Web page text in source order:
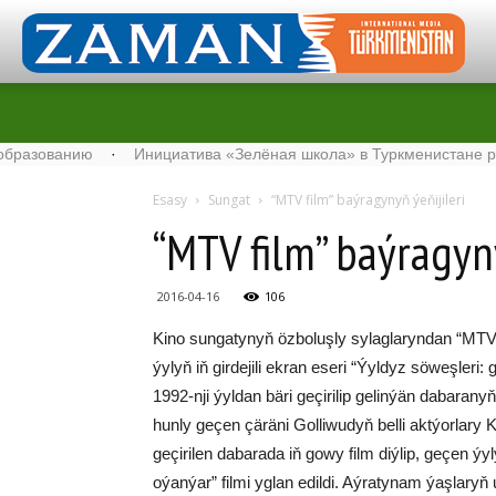
· Инициатива «Зелёная школа» в Туркменистане
Esasy Sungat “MTV film” baýragynyň ýeňijileri
“MTV film”
2016-04-16 106
Ki­no sungatynyň öz­bo­luş­ly sy­lag­la­ryn­dan
ýy­lyň iň gir­de­ji­li ek­ran ese­ri “Ýyl­dyz sö­weş­le­ri:
1992-nji ýyl­dan bä­ri ge­çi­ri­lip ge­lin­ýän
hun­ly ge­çen çä­rä­ni Gol­li­wu­dyň bel­li akt­ýor­la­ry
ge­çi­ri­len da­ba­ra­da iň go­wy film diý­lip, ge­çen
oýan­ýar” filmi yglan edildi. Aý­ra­ty­nam